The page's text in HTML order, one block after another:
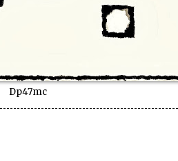
Dp47mc